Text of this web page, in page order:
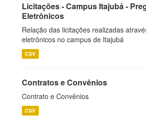
Licitações - Campus Itajubá -
Eletrônicos
Relação das licitações realizadas
eletrônicos no campus de Itajubá
CSV
Contratos e Convênios
Contrato e Convênios
CSV